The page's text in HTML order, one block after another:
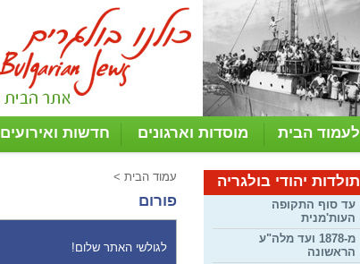
לעמוד הבית מוסדות וארגונים חדשות ואירועים
תולדות יהודי בולגריה
עד סוף התקופה
העות'מנית
מ-1878 ועד מלה"ע
הראשונה
עמוד הבית >
פורום
לגולשי האתר שלום!